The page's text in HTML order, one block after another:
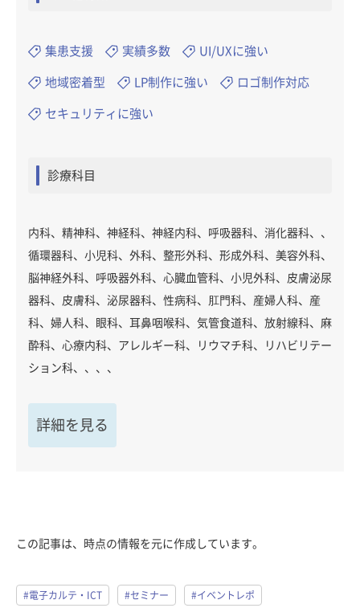
集患支援 実績多数 UI/UXに強い
地域密着型 LP制作に強い ロゴ制作対応
セキュリティに強い
診療科目
内科、精神科、神経科、神経内科、呼吸器科、消化器科、、
循環器科、小児科、外科、整形外科、形成外科、美容外科、
脳神経外科、呼吸器外科、心臓血管科、小児外科、皮膚泌尿
器科、皮膚科、泌尿器科、性病科、肛門科、産婦人科、産
科、婦人科、眼科、耳鼻咽喉科、気管食道科、放射線科、麻
酔科、心療内科、アレルギー科、リウマチ科、リハビリテー
ション科、、、、
詳細を見る
この記事は、時点の情報を元に作成しています。
#電子カルテ・ICT #セミナー #イベントレポ